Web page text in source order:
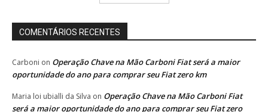
COMENTÁRIOS RECENTES
Carboni on Operação Chave na Mão Carboni Fiat será a maior
oportunidade do ano para comprar seu Fiat zero km
Maria loi ubialli da Silva on Operação Chave na Mão Carboni Fiat
será a maior oportunidade do ano para comprar seu Fiat zero